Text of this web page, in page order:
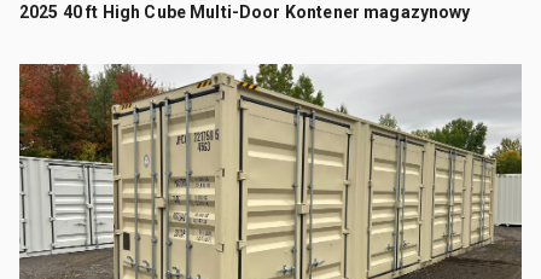
2025 40 ft High Cube Multi-Door Kontener magazynowy